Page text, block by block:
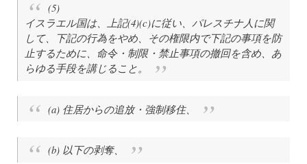
(5)
イスラエル国は、上記(4)(c)に従い、パレスチナ人に関
して、下記の行為をやめ、その権限内で下記の事項を防
止するために、命令・制限・禁止事項の撤回を含め、あ
らゆる手段を講じること。
(a) 住居からの追放・強制移住、
(b) 以下の剥奪、